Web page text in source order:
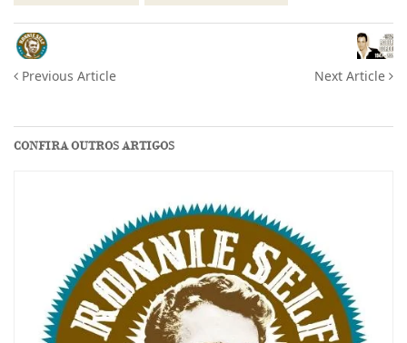
Previous Article Next Article
CONFIRA OUTROS ARTIGOS